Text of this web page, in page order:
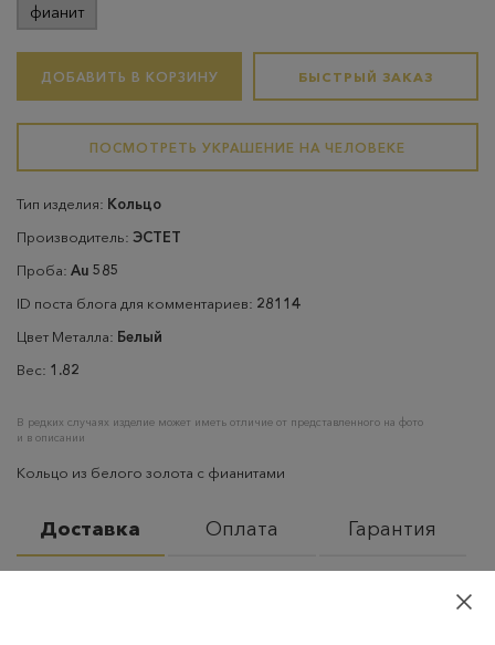
фианит
ДОБАВИТЬ В КОРЗИНУ БЫСТРЫЙ ЗАКАЗ
ПОСМОТРЕТЬ УКРАШЕНИЕ НА ЧЕЛОВЕКЕ
Тип изделия: Кольцо
Производитель: ЭСТЕТ
Проба: Au 585
ID поста блога для комментариев: 28114
Цвет Металла: Белый
Вес: 1.82
В редких случаях изделие может иметь отличие от представленного на фото
и в описании
Кольцо из белого золота с фианитами
Доставка Оплата Гарантия